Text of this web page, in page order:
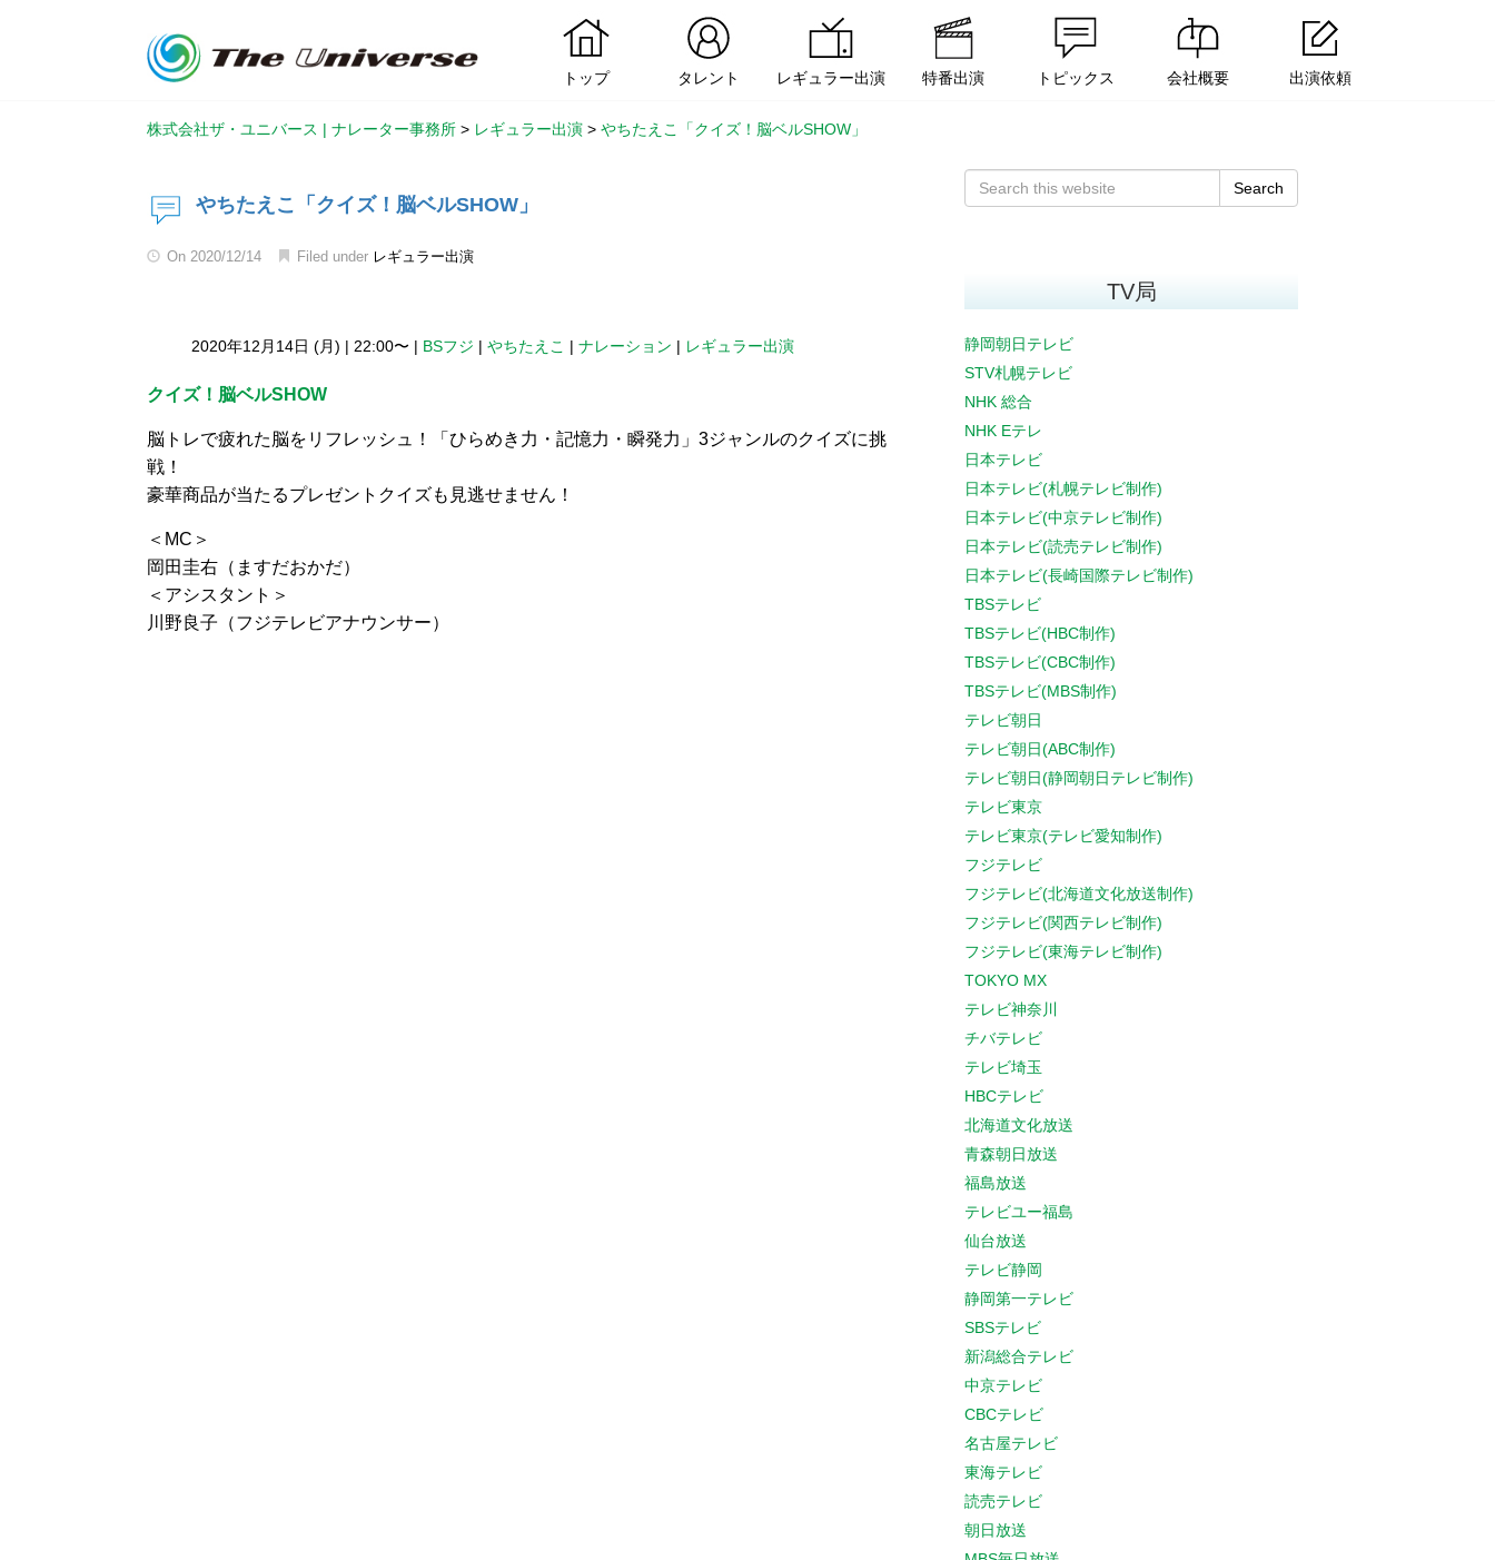
トップ タレント レギュラー出演 特番出演 トピックス 会社概要 出演依頼
株式会社ザ・ユニバース | ナレーター事務所 > レギュラー出演 > やちたえこ「クイズ！脳ベルSHOW」
やちたえこ「クイズ！脳ベルSHOW」
On 2020/12/14 Filed under レギュラー出演
2020年12月14日 (月) | 22:00〜 | BSフジ | やちたえこ | ナレーション | レギュラー出演
クイズ！脳ベルSHOW
脳トレで疲れた脳をリフレッシュ！「ひらめき力・記憶力・瞬発力」3ジャンルのクイズに挑
戦！
豪華商品が当たるプレゼントクイズも見逃せません！
＜MC＞
岡田圭右（ますだおかだ）
＜アシスタント＞
川野良子（フジテレビアナウンサー）
Search
TV局
静岡朝日テレビ
STV札幌テレビ
NHK 総合
NHK Eテレ
日本テレビ
日本テレビ(札幌テレビ制作)
日本テレビ(中京テレビ制作)
日本テレビ(読売テレビ制作)
日本テレビ(長崎国際テレビ制作)
TBSテレビ
TBSテレビ(HBC制作)
TBSテレビ(CBC制作)
TBSテレビ(MBS制作)
テレビ朝日
テレビ朝日(ABC制作)
テレビ朝日(静岡朝日テレビ制作)
テレビ東京
テレビ東京(テレビ愛知制作)
フジテレビ
フジテレビ(北海道文化放送制作)
フジテレビ(関西テレビ制作)
フジテレビ(東海テレビ制作)
TOKYO MX
テレビ神奈川
チバテレビ
テレビ埼玉
HBCテレビ
北海道文化放送
青森朝日放送
福島放送
テレビユー福島
仙台放送
テレビ静岡
静岡第一テレビ
SBSテレビ
新潟総合テレビ
中京テレビ
CBCテレビ
名古屋テレビ
東海テレビ
読売テレビ
朝日放送